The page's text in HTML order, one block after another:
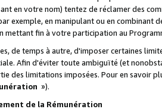
en votre nom) tentez de réclamer des
exemple, en manipulant ou en combinant
mettant fin à votre participation au
de temps à autre, d'imposer certaines
Afin d'éviter toute ambiguïté (et
des limitations imposées. Pour en savoir
»).
de la Rémunération